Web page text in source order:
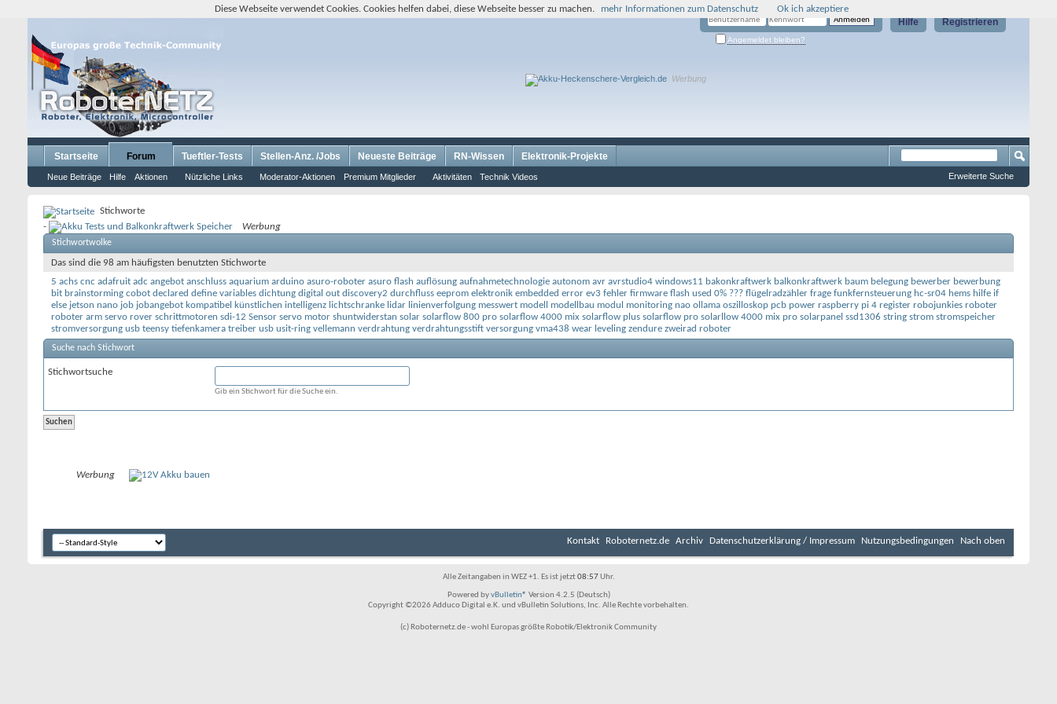
Registrieren
Hilfe
Angemeldet bleiben?
Werbung
Startseite Forum
Neue Beiträge Hilfe Aktionen Nützliche Links Moderator-Aktionen Premium Mitglieder Aktivitäten Technik Videos
Tueftler-Tests Stellen-Anz. /Jobs Neueste Beiträge RN-Wissen Elektronik-Projekte
Erweiterte Suche
Stichworte
-
Werbung
Stichwortwolke
Das sind die 98 am häufigsten benutzten Stichworte
5 achs cnc adafruit adc angebot anschluss aquarium arduino asuro-roboter asuro flash auflösung aufnahmetechnologie autonom avr avrstudio4 windows11 bakonkraftwerk balkonkraftwerk baum belegung bewerber bewerbung
bit brainstorming cobot declared define variables dichtung digital out discovery2 durchfluss eeprom elektronik embedded error ev3 fehler firmware flash used 0% ??? flügelradzähler frage funkfernsteuerung hc-sr04 hems hilfe if
else jetson nano job jobangebot kompatibel künstlichen intelligenz lichtschranke lidar linienverfolgung messwert modell modellbau modul monitoring nao ollama oszilloskop pcb power raspberry pi 4 register robojunkies roboter
roboter arm servo rover schrittmotoren sdi-12 Sensor servo motor shuntwiderstan solar solarflow 800 pro solarflow 4000 mix solarflow plus solarflow pro solarllow 4000 mix pro solarpanel ssd1306 string strom stromspeicher
stromversorgung usb teensy tiefenkamera treiber usb usit-ring vellemann verdrahtung verdrahtungsstift versorgung vma438 wear leveling zendure zweirad roboter
Suche nach Stichwort
Stichwortsuche
Gib ein Stichwort für die Suche ein.
Werbung
Kontakt Roboternetz.de Archiv Datenschutzerklärung / Impressum Nutzungsbedingungen Nach oben
Alle Zeitangaben in WEZ +1. Es ist jetzt08:57Uhr.
Powered byvBulletin® Version 4.2.5 (Deutsch)
Copyright ©2026 Adduco Digital e.K. und vBulletin Solutions, Inc. Alle Rechte vorbehalten.
(c) Roboternetz.de - wohl Europas größte Robotik/Elektronik Community
Diese Webseite verwendet Cookies. Cookies helfen dabei, diese Webseite besser zu machen. mehr Informationen zum Datenschutz Ok ich akzeptiere